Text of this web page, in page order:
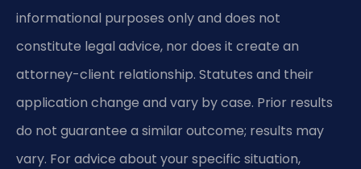
informational purposes only and does not
constitute legal advice, nor does it create an
attorney-client relationship. Statutes and their
application change and vary by case. Prior results
do not guarantee a similar outcome; results may
vary. For advice about your specific situation,